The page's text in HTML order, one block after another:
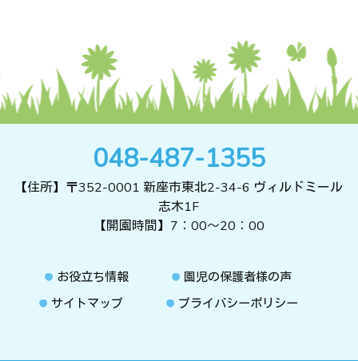
048-487-1355
【住所】〒352-0001 新座市東北2-34-6 ヴィルドミール
志木1F
【開園時間】7：00～20：00
お役立ち情報
園児の保護者様の声
サイトマップ
プライバシーポリシー